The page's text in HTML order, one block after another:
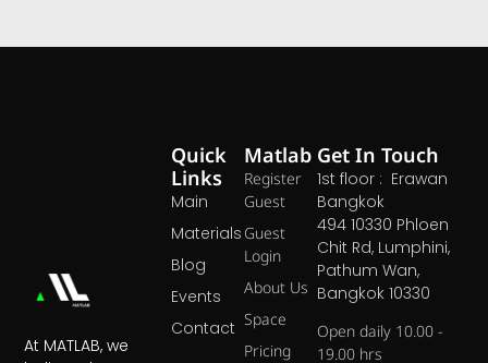
At MATLAB, we
Matlab
Register
Guest
Guest
Login
About Us
Space
Pricing
Quick
Links
Main
Materials
Blog
Events
Contact
Get In Touch
1st floor : Erawan
Bangkok
494 10330 Phloen
Chit Rd, Lumphini,
Pathum Wan,
Bangkok 10330
Open daily 10.00 -
19.00 hrs